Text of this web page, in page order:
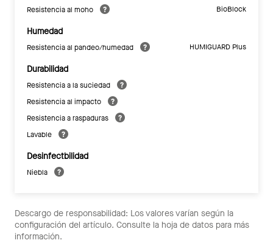
Resistencia al moho BioBlock
Humedad
Resistencia al pandeo/humedad HUMIGUARD Plus
Durabilidad
Resistencia a la suciedad
Resistencia al impacto
Resistencia a raspaduras
Lavable
Desinfectbilidad
Niebla
Descargo de responsabilidad: Los valores varían según la
configuración del artículo. Consulte la hoja de datos para más
información.